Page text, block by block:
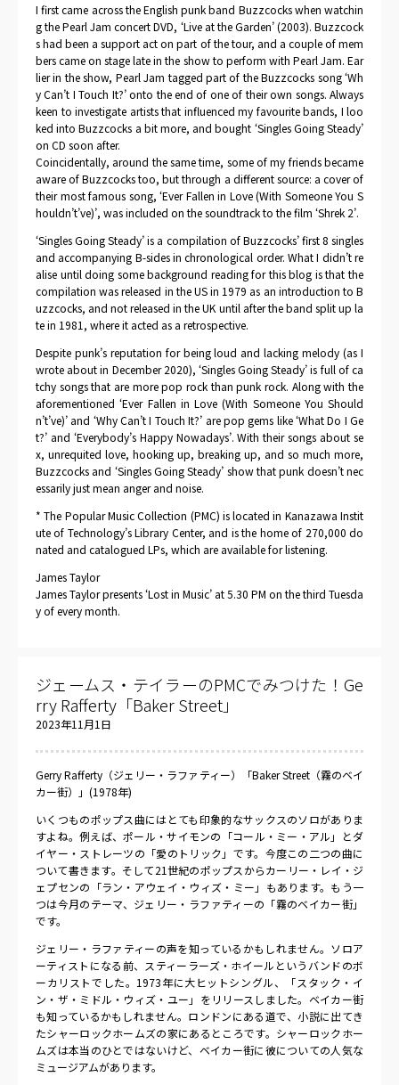
I first came across the English punk band Buzzcocks when watchin
g the Pearl Jam concert DVD, ‘Live at the Garden’ (2003). Buzzcock
s had been a support act on part of the tour, and a couple of mem
bers came on stage late in the show to perform with Pearl Jam. Ear
lier in the show, Pearl Jam tagged part of the Buzzcocks song ‘Wh
y Can’t I Touch It?’ onto the end of one of their own songs. Always
keen to investigate artists that influenced my favourite bands, I loo
ked into Buzzcocks a bit more, and bought ‘Singles Going Steady’
on CD soon after.
Coincidentally, around the same time, some of my friends became
aware of Buzzcocks too, but through a different source: a cover of
their most famous song, ‘Ever Fallen in Love (With Someone You S
houldn’t’ve)’, was included on the soundtrack to the film ‘Shrek 2’.
‘Singles Going Steady’ is a compilation of Buzzcocks’ first 8 singles
and accompanying B-sides in chronological order. What I didn’t re
alise until doing some background reading for this blog is that the
compilation was released in the US in 1979 as an introduction to B
uzzcocks, and not released in the UK until after the band split up la
te in 1981, where it acted as a retrospective.
Despite punk’s reputation for being loud and lacking melody (as I
wrote about in December 2020), ‘Singles Going Steady’ is full of ca
tchy songs that are more pop rock than punk rock. Along with the
aforementioned ‘Ever Fallen in Love (With Someone You Should
n’t’ve)’ and ‘Why Can’t I Touch It?’ are pop gems like ‘What Do I Ge
t?’ and ‘Everybody’s Happy Nowadays’. With their songs about se
x, unrequited love, hooking up, breaking up, and so much more,
Buzzcocks and ‘Singles Going Steady’ show that punk doesn’t nec
essarily just mean anger and noise.
* The Popular Music Collection (PMC) is located in Kanazawa Instit
ute of Technology’s Library Center, and is the home of 270,000 do
nated and catalogued LPs, which are available for listening.
James Taylor
James Taylor presents ‘Lost in Music’ at 5.30 PM on the third Tuesda
y of every month.
ジェームス・テイラーのPMCでみつけた！Ge
rry Rafferty「Baker Street」
2023年11月1日
Gerry Rafferty（ジェリー・ラファティー）「Baker Street（霧のベイ
カー街）」(1978年)
いくつものポップス曲にはとても印象的なサックスのソロがありま
すよね。例えば、ポール・サイモンの「コール・ミー・アル」とダ
イヤー・ストレーツの「愛のトリック」です。今度この二つの曲に
ついて書きます。そして21世紀のポップスからカーリー・レイ・ジ
ェプセンの「ラン・アウェイ・ウィズ・ミー」もあります。もう一
つは今月のテーマ、ジェリー・ラファティーの「霧のベイカー街」
です。
ジェリー・ラファティーの声を知っているかもしれません。ソロア
ーティストになる前、スティーラーズ・ホイールというバンドのボ
ーカリストでした。1973年に大ヒットシングル、「スタック・イ
ン・ザ・ミドル・ウィズ・ユー」をリリースしました。ベイカー街
も知っているかもしれません。ロンドンにある道で、小説に出てき
たシャーロックホームズの家にあるところです。シャーロックホー
ムズは本当のひとではないけど、ベイカー街に彼についての人気な
ミュージアムがあります。